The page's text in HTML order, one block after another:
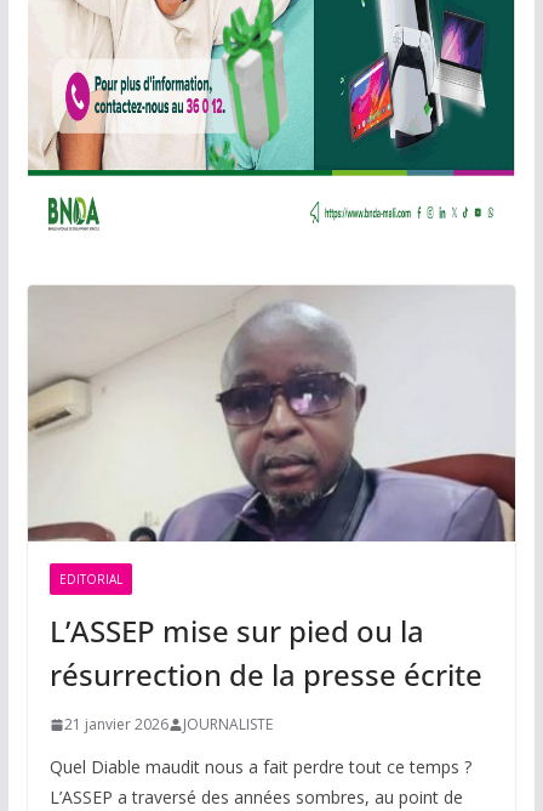
EDITORIAL
L’ASSEP mise sur pied ou la
résurrection de la presse écrite
21 janvier 2026 JOURNALISTE
Quel Diable maudit nous a fait perdre tout ce temps ?
L’ASSEP a traversé des années sombres, au point de